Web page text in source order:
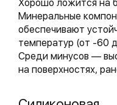
Хорошо ложится на
Минеральные
обеспечивают
температур (от -60
Среди минусов —
на поверхностях,